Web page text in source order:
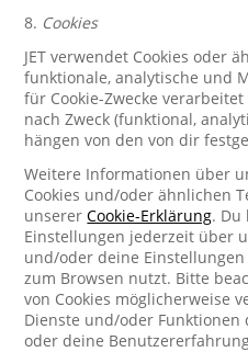
8. Cookies
JET verwendet Cookies oder
funktionale, analytische und
für Cookie-Zwecke
nach Zweck (funktional,
hängen von den von dir
Weitere Informationen über
Cookies und/oder ähnlichen
unsererCookie-Erklärung. Du
Einstellungen jederzeit über
und/oder deine
zum Browsen nutzt. Bitte
von Cookies möglicherweise
Dienste und/oder
oder deine